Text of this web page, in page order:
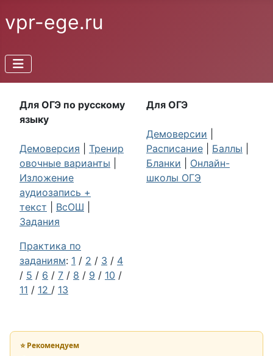
vpr-ege.ru
Для ОГЭ по русскому
языку
Демоверсия
Тренир
овочные варианты
Изложение
аудиозапись +
текст
ВсОШ
Задания
Практика по
заданиям: 1 / 2 / 3 / 4
/ 5 / 6 / 7 / 8 / 9 / 10 /
11 / 12 / 13
Для ОГЭ
Демоверсии
Расписание
Баллы
Бланки
Онлайн-
школы ОГЭ
⭐ Рекомендуем